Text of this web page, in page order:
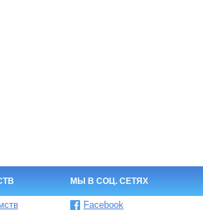
МЫ В СОЦ. СЕТЯХ
Facebook